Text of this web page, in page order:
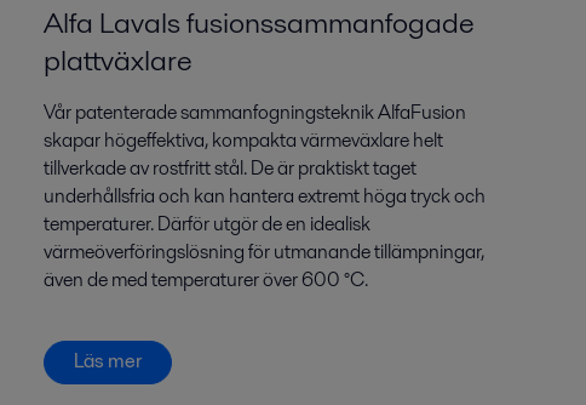
Alfa Lavals fusionssammanfogade
plattväxlare
Vår patenterade sammanfogningsteknik AlfaFusion
skapar högeffektiva, kompakta värmeväxlare helt
tillverkade av rostfritt stål. De är praktiskt taget
underhållsfria och kan hantera extremt höga tryck och
temperaturer. Därför utgör de en idealisk
värmeöverföringslösning för utmanande tillämpningar,
även de med temperaturer över 600 °C.
Läs mer